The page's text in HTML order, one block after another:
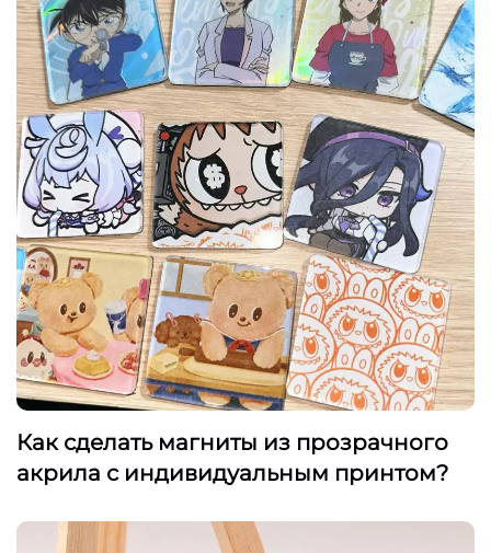
Как сделать магниты из прозрачного
акрила с индивидуальным принтом?